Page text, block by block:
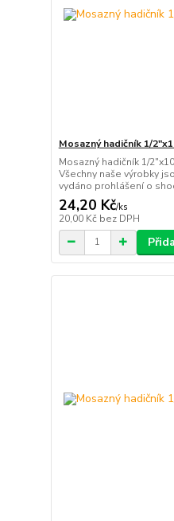
Mosazný hadičník 1/
Mosazný hadičník 1/
Všechny naše výrobky
vydáno prohlášení o
24,20 Kč/ks
20,00 Kč bez DPH